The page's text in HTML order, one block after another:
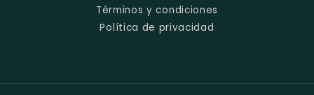
Términos y condiciones
Política de privacidad